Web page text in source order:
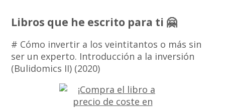
Libros que he escrito para ti 🤗
# Cómo invertir a los veintitantos o más sin
ser un experto. Introducción a la inversión
(Bulidomics II) (2020)